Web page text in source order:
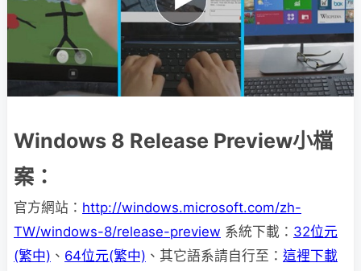
Windows 8 Release Preview小檔
案：
官方網站： http://windows.microsoft.com/zh-
TW/windows-8/release-preview 系統下載： 32位元
(繁中) 、 64位元(繁中) 、其它語系請自行至： 這裡下載